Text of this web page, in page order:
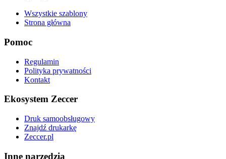
Wszystkie szablony
Strona główna
Pomoc
Regulamin
Polityka prywatności
Kontakt
Ekosystem Zeccer
Druk samoobsługowy
Znajdź drukarkę
Zeccer.pl
Inne narzędzia